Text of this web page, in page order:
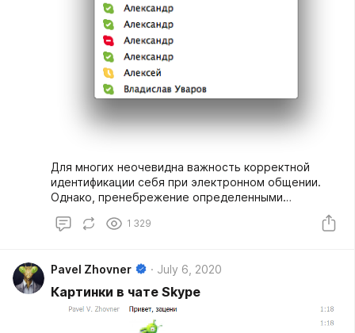
Для многих неочевидна важность корректной
идентификации себя при электронном общении.
Однако, пренебрежение определенными
неудобства собеседнику.
1 329
Pavel Zhovner July 6, 2020
Картинки в чате Skype